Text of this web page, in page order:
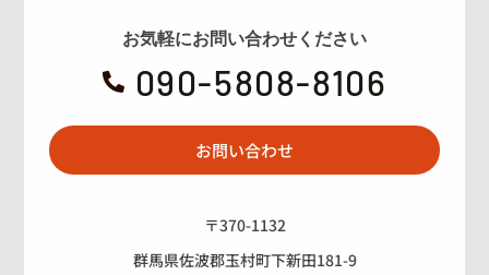
お気軽にお問い合わせください
 090-5808-8106
お問い合わせ
〒370-1132
群馬県佐波郡玉村町下新田181-9